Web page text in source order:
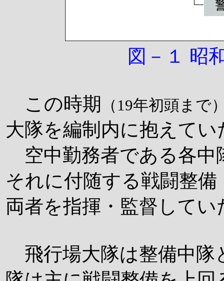
図－１ 昭
この時期 （19年初頭まで
大隊を編制内に抱えて
空中勤務者である各中
それに付随する戦闘整備
両者を指揮・監督してい
飛行場大隊は整備中隊